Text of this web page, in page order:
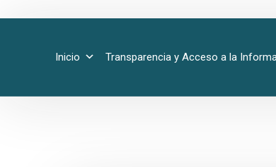
Inicio Transparencia y Acceso a la